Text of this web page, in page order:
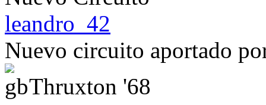
leandro_42
Nuevo circuito aportado
Thruxton '68